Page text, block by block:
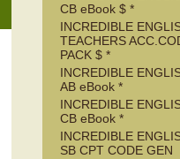
CB eBook $ *
INCREDIBLE
TEACHERS
PACK $ *
INCREDIBLE
AB eBook *
INCREDIBLE
CB eBook *
INCREDIBLE
SB CPT CODE GEN